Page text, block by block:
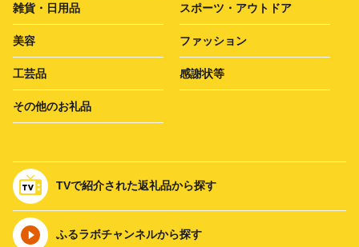
雑貨・日用品 スポーツ・アウトドア
美容 ファッション
工芸品 感謝状等
その他のお礼品
TVで紹介された返礼品から探す
ふるラボチャンネルから探す